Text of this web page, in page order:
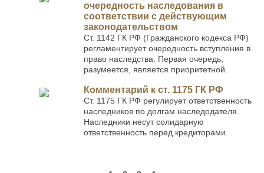
очередность наследования в
соответствии с действующим
законодательством
Ст. 1142 ГК РФ (Гражданского кодекса РФ)
регламентирует очередность вступления в
право наследства. Первая очередь,
разумеется, является приоритетной.
Комментарий к ст. 1175 ГК РФ
Ст. 1175 ГК РФ регулирует ответственность
наследников по долгам наследодателя.
Наследники несут солидарную
ответственность перед кредиторами.